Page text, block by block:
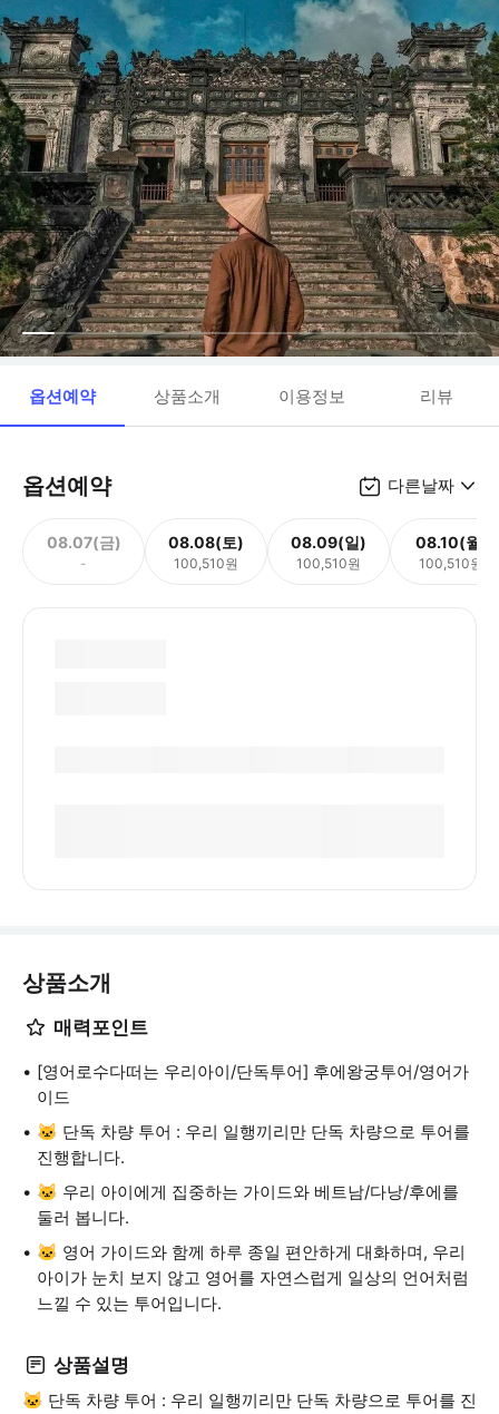
옵션예약 상품소개 이용정보 리뷰
옵션예약 다른날짜
08.07(금)
-
08.08(토)
100,510원
08.09(일)
100,510원
08.10(월)
100,510원
상품소개
매력포인트
[영어로수다떠는 우리아이/단독투어] 후에왕궁투어/영어가
이드
🐱 단독 차량 투어 : 우리 일행끼리만 단독 차량으로 투어를
진행합니다.
🐱 우리 아이에게 집중하는 가이드와 베트남/다낭/후에를
둘러 봅니다.
🐱 영어 가이드와 함께 하루 종일 편안하게 대화하며, 우리
아이가 눈치 보지 않고 영어를 자연스럽게 일상의 언어처럼
느낄 수 있는 투어입니다.
상품설명
🐱 단독 차량 투어 : 우리 일행끼리만 단독 차량으로 투어를 진